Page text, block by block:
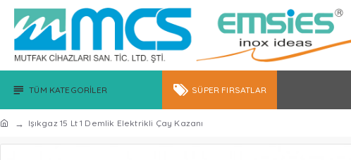
TÜM KATEGORILER SÜPER FIRSATLAR
Işıkgaz 15 Lt 1 Demlik Elektrikli Çay Kazanı